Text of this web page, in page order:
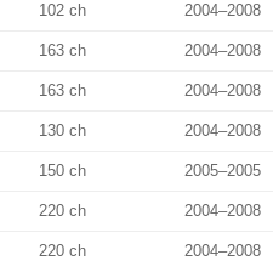
102 ch 2004–2008
163 ch 2004–2008
163 ch 2004–2008
130 ch 2004–2008
150 ch 2005–2005
220 ch 2004–2008
220 ch 2004–2008